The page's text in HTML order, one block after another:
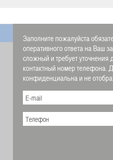
Заполните пожалуйста
оперативного ответа на Ваш
сложный и требует уточнения
контактный номер
конфиденциальна и не